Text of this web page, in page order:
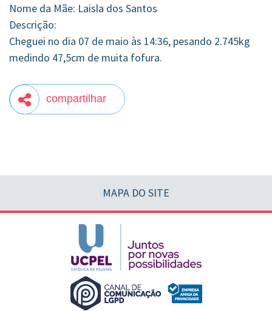
Nome da Mãe: Laisla dos Santos
Descrição:
Cheguei no dia 07 de maio às 14:36, pesando 2.745kg
medindo 47,5cm de muita fofura.
compartilhar
MAPA DO SITE